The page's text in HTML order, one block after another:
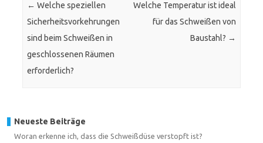
← Welche speziellen
Sicherheitsvorkehrungen
sind beim Schweißen in
geschlossenen Räumen
erforderlich?
Welche Temperatur ist ideal
für das Schweißen von
Baustahl? →
Neueste Beiträge
Woran erkenne ich, dass die Schweißdüse verstopft ist?